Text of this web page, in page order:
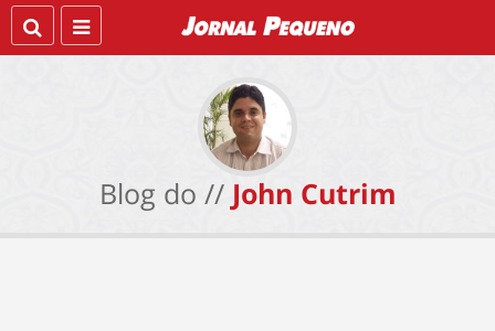
Blog do // John Cutrim